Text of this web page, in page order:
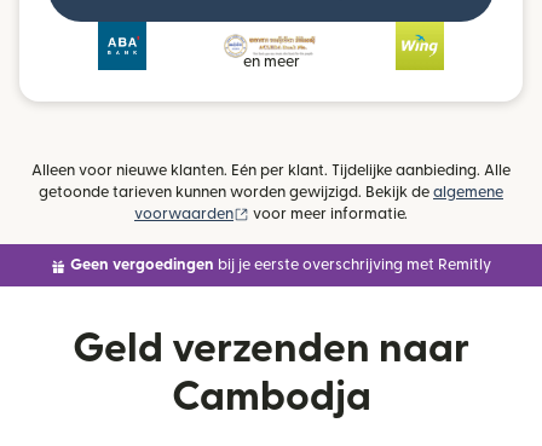
en meer
Alleen voor nieuwe klanten. Eén per klant. Tijdelijke aanbieding. Alle
getoonde tarieven kunnen worden gewijzigd. Bekijk de algemene
voorwaarden
(wordt geopend in een nieuw venster)
voor meer informatie.
Geen vergoedingen bij je eerste overschrijving met Remitly
Geld verzenden naar
Cambodja